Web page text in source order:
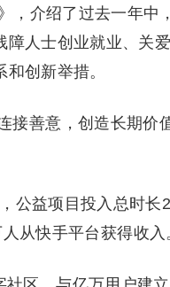
，介绍了过去一年中
人士创业就业、关
创新举措。
接善意，创造长期价
公益项目投入总时长
从快手平台获得收入